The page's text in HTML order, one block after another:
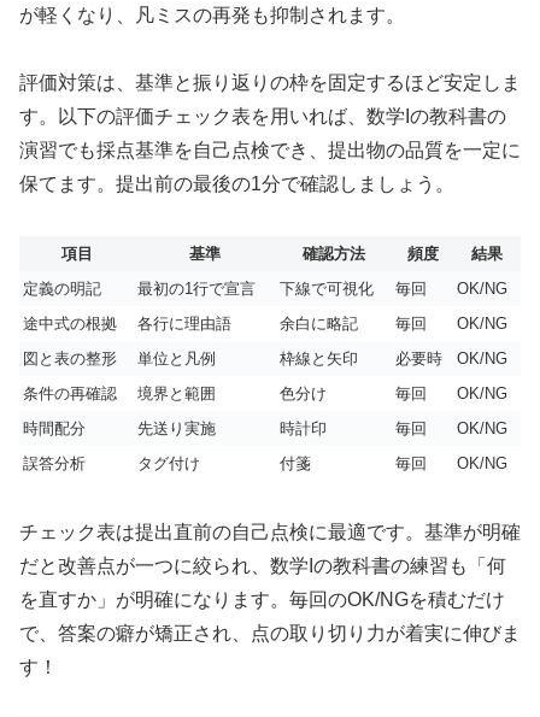
が軽くなり、凡ミスの再発も抑制されます。
評価対策は、基準と振り返りの枠を固定するほど安定しま
す。以下の評価チェック表を用いれば、数学Iの教科書の
演習でも採点基準を自己点検でき、提出物の品質を一定に
保てます。提出前の最後の1分で確認しましょう。
項目 基準 確認方法 頻度
結果
定義の明記
最初の1行で宣言 下線で可視化 毎回
OK/NG
途中式の根拠
各行に理由語 余白に略記 毎回
OK/NG
図と表の整形
単位と凡例 枠線と矢印 必要時
OK/NG
条件の再確認
境界と範囲 色分け 毎回
OK/NG
時間配分
先送り実施 時計印 毎回
OK/NG
誤答分析
タグ付け 付箋 毎回 OK/NG
チェック表は提出直前の自己点検に最適です。基準が明確
だと改善点が一つに絞られ、数学Iの教科書の練習も「何
を直すか」が明確になります。毎回のOK/NGを積むだけ
で、答案の癖が矯正され、点の取り切り力が着実に伸びま
す！